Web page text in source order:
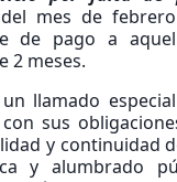
mes de
de pago a
2 meses.
un llamado
sus
y continuidad
y alumbrado